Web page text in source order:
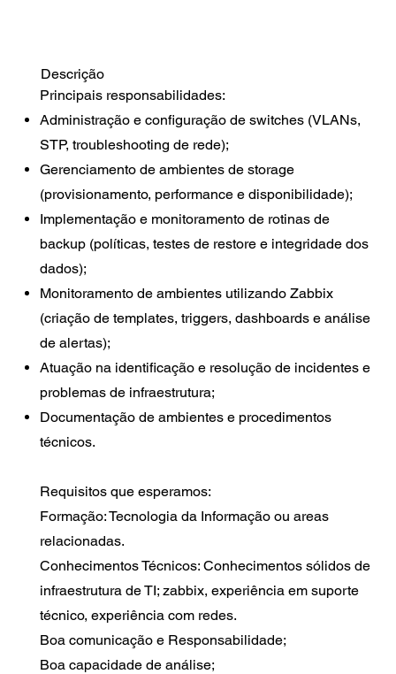
Descrição
Principais responsabilidades:
Administração e configuração de switches (VLANs,
STP, troubleshooting de rede);
Gerenciamento de ambientes de storage
(provisionamento, performance e disponibilidade);
Implementação e monitoramento de rotinas de
backup (políticas, testes de restore e integridade dos
dados);
Monitoramento de ambientes utilizando Zabbix
(criação de templates, triggers, dashboards e análise
de alertas);
Atuação na identificação e resolução de incidentes e
problemas de infraestrutura;
Documentação de ambientes e procedimentos
técnicos.
Requisitos que esperamos:
Formação: Tecnologia da Informação ou areas
relacionadas.
Conhecimentos Técnicos: Conhecimentos sólidos de
infraestrutura de TI; zabbix, experiência em suporte
técnico, experiência com redes.
Boa comunicação e Responsabilidade;
Boa capacidade de análise;